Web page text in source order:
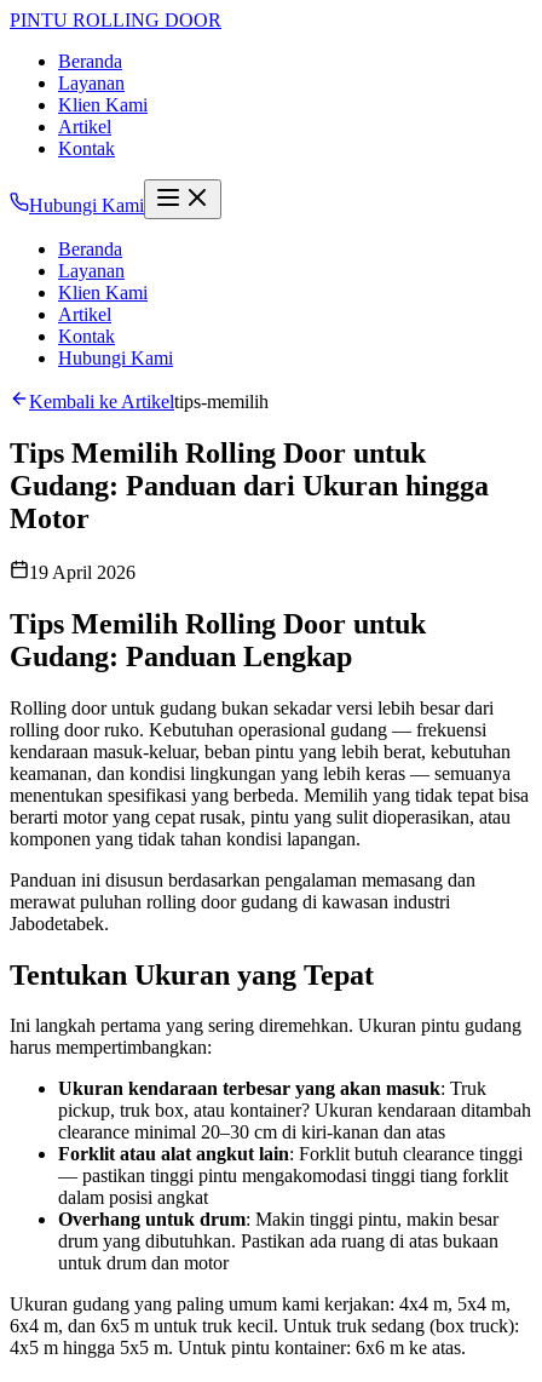
PINTU ROLLING DOOR
Beranda
Layanan
Klien Kami
Artikel
Kontak
Hubungi Kami
Beranda
Layanan
Klien Kami
Artikel
Kontak
Hubungi Kami
Kembali ke Artikeltips-memilih
Tips Memilih Rolling Door untuk
Gudang: Panduan dari Ukuran hingga
Motor
19 April 2026
Tips Memilih Rolling Door untuk
Gudang: Panduan Lengkap
Rolling door untuk gudang bukan sekadar versi lebih besar dari
rolling door ruko. Kebutuhan operasional gudang — frekuensi
kendaraan masuk-keluar, beban pintu yang lebih berat, kebutuhan
keamanan, dan kondisi lingkungan yang lebih keras — semuanya
menentukan spesifikasi yang berbeda. Memilih yang tidak tepat bisa
berarti motor yang cepat rusak, pintu yang sulit dioperasikan, atau
komponen yang tidak tahan kondisi lapangan.
Panduan ini disusun berdasarkan pengalaman memasang dan
merawat puluhan rolling door gudang di kawasan industri
Jabodetabek.
Tentukan Ukuran yang Tepat
Ini langkah pertama yang sering diremehkan. Ukuran pintu gudang
harus mempertimbangkan:
Ukuran kendaraan terbesar yang akan masuk: Truk
pickup, truk box, atau kontainer? Ukuran kendaraan ditambah
clearance minimal 20–30 cm di kiri-kanan dan atas
Forklit atau alat angkut lain: Forklit butuh clearance tinggi
— pastikan tinggi pintu mengakomodasi tinggi tiang forklit
dalam posisi angkat
Overhang untuk drum: Makin tinggi pintu, makin besar
drum yang dibutuhkan. Pastikan ada ruang di atas bukaan
untuk drum dan motor
Ukuran gudang yang paling umum kami kerjakan: 4x4 m, 5x4 m,
6x4 m, dan 6x5 m untuk truk kecil. Untuk truk sedang (box truck):
4x5 m hingga 5x5 m. Untuk pintu kontainer: 6x6 m ke atas.